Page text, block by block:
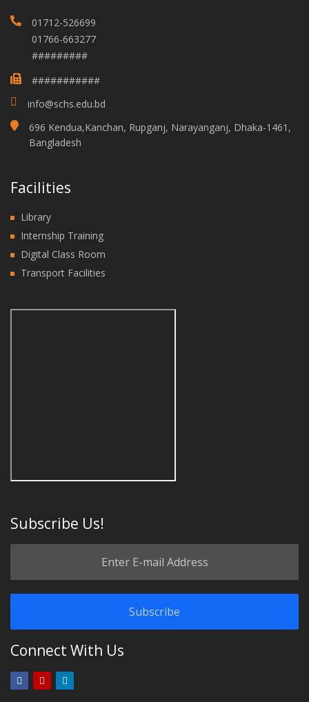
01712-526699
01766-663277
#########
###########
info@schs.edu.bd
696 Kendua,Kanchan, Rupganj, Narayanganj, Dhaka-1461,
Bangladesh
Facilities
Library
Internship Training
Digital Class Room
Transport Facilities
Subscribe Us!
Connect With Us